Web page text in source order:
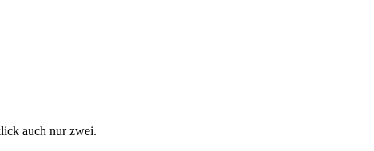
auch nur zwei.